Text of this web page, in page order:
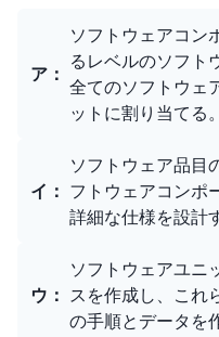
選択肢
ア ：
ソフトウェアコン
るレベルのソフト
全てのソフトウェ
ットに割り当てる。
イ ：
ソフトウェア品目
フトウェアコンポ
詳細な仕様を設計
ウ ：
ソフトウェアユニ
スを作成し、これ
の手順とデータを